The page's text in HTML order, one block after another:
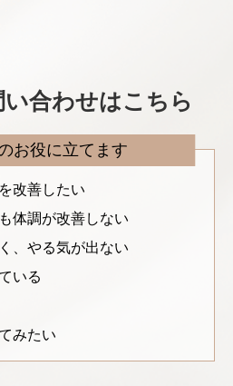
合わせはこちら
お役に立てます
改善したい
体調が改善しない
、やる気が出ない
いる
みたい